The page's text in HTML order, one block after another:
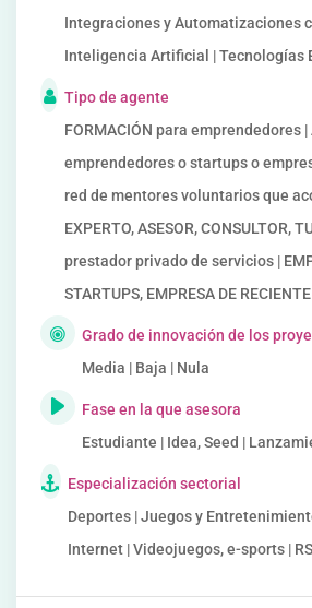
Integraciones y Automatizaciones
Inteligencia Artificial | Tecnologías
Tipo de agente
FORMACIÓN para emprendedores |
emprendedores o startups o
red de mentores voluntarios que
EXPERTO, ASESOR, CONSULTOR,
prestador privado de servicios |
STARTUPS, EMPRESA DE
Grado de innovación de los
Media | Baja | Nula
Fase en la que asesora
Estudiante | Idea, Seed |
Especialización sectorial
Deportes | Juegos y
Internet | Videojuegos, e-sports |